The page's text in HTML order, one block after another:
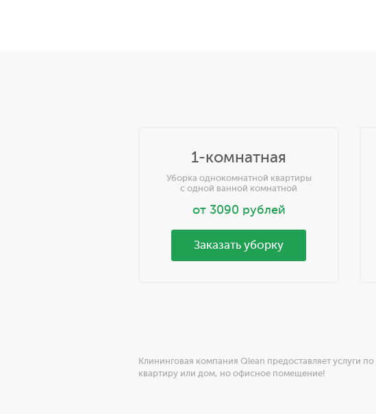
1-комнатная
Уборка однокомнатной квартиры
с одной ванной комнатной
от 3090 рублей
Заказать уборку
Клининговая компания Qlean предоставляет услуги
квартиру или дом, но офисное помещение!